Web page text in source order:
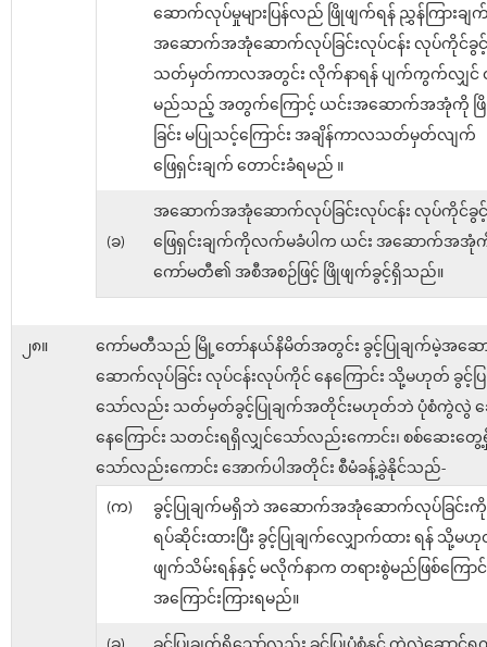
ဆောက်လုပ်မှုများပြန်လည် ဖြိုဖျက်ရန် ညွှန်ကြားခ
အဆောက်အအုံဆောက်လုပ်ခြင်းလုပ်ငန်း လုပ်ကိုင်
သတ်မှတ်ကာလအတွင်း လိုက်နာရန် ပျက်ကွက်လျှင်
မည်သည့် အတွက်ကြောင့် ယင်းအဆောက်အအုံကို ဖြို
ခြင်း မပြုသင့်ကြောင်း အချိန်ကာလသတ်မှတ်လျက်
ဖြေရှင်းချက် တောင်းခံရမည် ။
(ခ)
အဆောက်အအုံဆောက်လုပ်ခြင်းလုပ်ငန်း လုပ်ကိုင်
ဖြေရှင်းချက်ကိုလက်မခံပါက ယင်း အဆောက်အအုံ
ကော်မတီ၏ အစီအစဉ်ဖြင့် ဖြိုဖျက်ခွင့်ရှိသည်။
၂၈။
ကော်မတီသည် မြို့တော်နယ်နိမိတ်အတွင်း ခွင့်ပြုချက်မဲ့အဆ
ဆောက်လုပ်ခြင်း လုပ်ငန်းလုပ်ကိုင် နေကြောင်း သို့မဟုတ် ခွင့်ပ
သော်လည်း သတ်မှတ်ခွင့်ပြုချက်အတိုင်းမဟုတ်ဘဲ ပုံစံကွဲလွဲ
နေကြောင်း သတင်းရရှိလျှင်သော်လည်းကောင်း၊ စစ်ဆေးတွေ့
သော်လည်းကောင်း အောက်ပါအတိုင်း စီမံခန့်ခွဲနိုင်သည်-
(က)
ခွင့်ပြုချက်မရှိဘဲ အဆောက်အအုံဆောက်လုပ်ခြင်းကို
ရပ်ဆိုင်းထားပြီး ခွင့်ပြုချက်လျှောက်ထား ရန် သို့မ
ဖျက်သိမ်းရန်နှင့် မလိုက်နာက တရားစွဲမည်ဖြစ်ကြောင်
အကြောင်းကြားရမည်။